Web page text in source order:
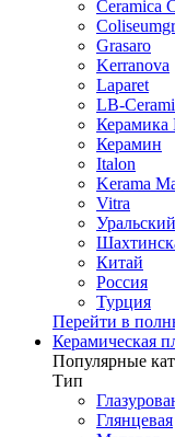
Ceramica
Grasaro
Kerranova
Laparet
LB-
Керамика
Керамин
Italon
Kerama
Vitra
Китай
Россия
Турция
Перейти в
Керамическая
Популярные
Тип
Глянцевая